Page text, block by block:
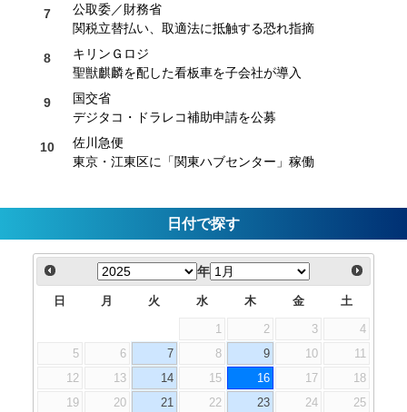
公取委／財務省
関税立替払い、取適法に抵触する恐れ指摘
キリンＧロジ
聖獣麒麟を配した看板車を子会社が導入
国交省
デジタコ・ドラレコ補助申請を公募
佐川急便
東京・江東区に「関東ハブセンター」稼働
日付で探す
年
日 月 火 水 木 金 土
1 2 3
4
5
6 7 8 9 10
11
12
13 14 15 16 17
18
19
20 21 22 23 24
25